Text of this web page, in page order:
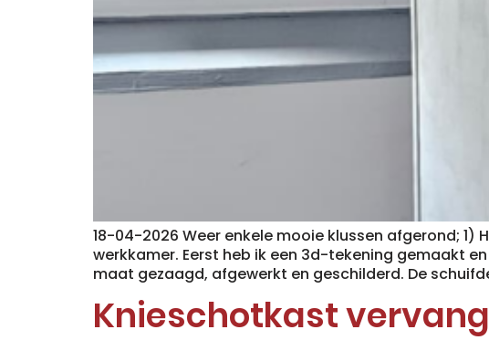
18-04-2026 Weer enkele mooie klussen afgerond;
werkkamer. Eerst heb ik een 3d-tekening gemaakt
maat gezaagd, afgewerkt en geschilderd. De
Knieschotkast